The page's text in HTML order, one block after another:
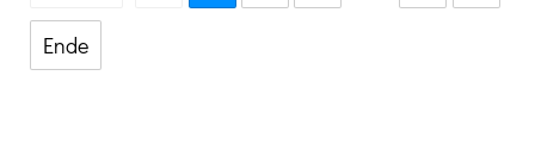
Ende